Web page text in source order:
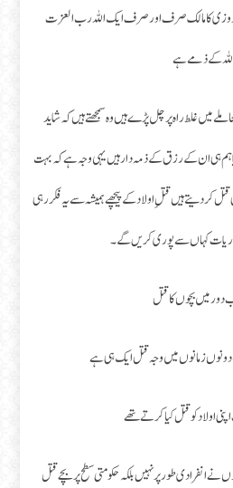
روزی کا مالک صرف اور صرف ایک اللہ رب العزت
کے ذمے ہے
غلط راہ پر چل پڑے ہیں وہ سمجھتے ہیں کہ شاید
ہم ہی ان کے رزق کے ذمہ دار ہیں یہی وجہ ہے کہ بہت
کر دیتے ہیں قتلِ اولاد کے پیچھے ہمیشہ سے یہ فکر رہی
کہاں سے پوری کریں گے ۔
میں بچوں کا قتل
دونوں زمانوں میں وجہ قتل ایک ہی ہے
اولاد کو قتل کیا کرتے تھے
نے انفرادی طور پر نہیں بلکہ حکومتی سطح پر بچے قتل